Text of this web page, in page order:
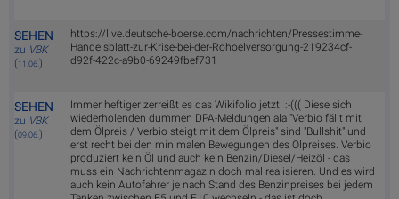
SEHEN
zu VBK
( 11.06.)
https://live.deutsche-boerse.com/nachrichten/Pressestimme-
Handelsblatt-zur-Krise-bei-der-Rohoelversorgung-219234cf-
d92f-422c-a9b0-69249fbef731
SEHEN
zu VBK
(09.06.)
Immer heftiger zerreißt es das Wikifolio jetzt! :-((( Diese sich
wiederholenden dummen DPA-Meldungen ala "Verbio fällt mit
dem Ölpreis / Verbio steigt mit dem Ölpreis" sind "Bullshit" und
erst recht bei den minimalen Bewegungen des Ölpreises. Verbio
produziert kein Öl und auch kein Benzin/Diesel/Heizöl - das
muss ein Nachrichtenmagazin doch mal realisieren. Und es wird
auch kein Autofahrer je nach Stand des Benzinpreises bei jedem